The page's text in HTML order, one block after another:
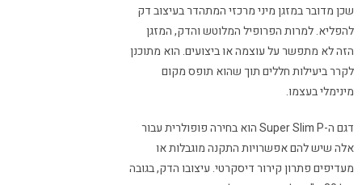
שכן מדובר במזגן מיני מרכזי המתהדר בעיצוב דק
להפליא. למרות הפרופיל המלוטש והדק, המזגן
הזה לא מתפשר על עוצמה או ביצועים. הוא מתוכנן
לקרר ביעילות חללים תוך שהוא תופס מקום
מינימלי בעצמו.
דגם ה-Super Slim P הוא בחירה פופולרית עבור
אלה שיש להם אפשרויות התקנה מוגבלות או
מעדיפים פתרון קירור דיסקרטי. עיצובו הדק, בגובה